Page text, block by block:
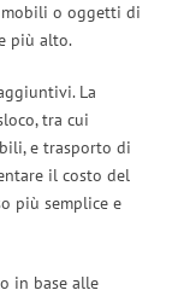
mobili o oggetti di
più alto.
La
tra cui
e trasporto di
il costo del
più semplice e
in base alle